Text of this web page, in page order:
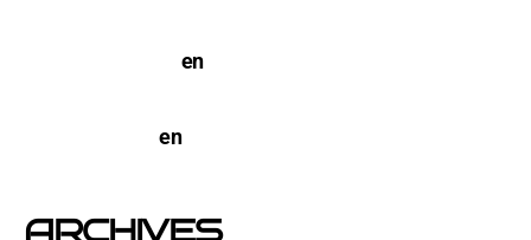
en
en
ARCHIVES